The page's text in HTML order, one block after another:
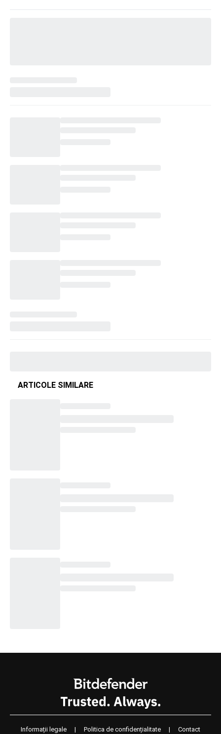
ARTICOLE SIMILARE
Informații legale | Politica de confidențialitate | Contact